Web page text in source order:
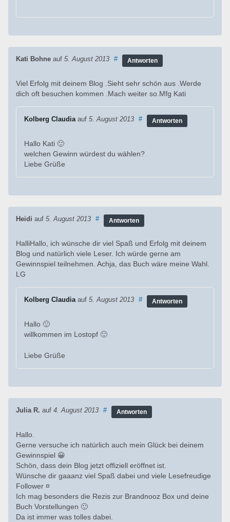
Kati Bohne auf 5. August 2013 # Antworten
Viel Erfolg mit deinem Blog .Sieht sehr schön aus .Werde
dich oft besuchen kommen .Mach weiter so.Mfg Kati
Kolberg Claudiaauf 5. August 2013 # Antworten
Hallo Kati 🙂
welchen Gewinn würdest du wählen?
Liebe Grüße
Heidi auf 5. August 2013 # Antworten
HalliHallo, ich wünsche dir viel Spaß und Erfolg mit deinem
Blog und natürlich viele Leser. Ich würde gerne am
Gewinnspiel teilnehmen. Achja, das Buch wäre meine Wahl.
LG
Kolberg Claudiaauf 5. August 2013 # Antworten
Hallo 🙂
willkommen im Lostopf 🙂
Liebe Grüße
Julia R. auf 4. August 2013 # Antworten
Hallo.
Gerne versuche ich natürlich auch mein Glück bei deinem
Gewinnspiel 😀
Schön, dass dein Blog jetzt offiziell eröffnet ist.
Wünsche dir gaaanz viel Spaß dabei und viele Lesefreudige
Follower ¤
Ich mag besonders die Rezis zur Brandnooz Box und deine
Buch Vorstellungen 🙂
Da ist immer was tolles dabei.